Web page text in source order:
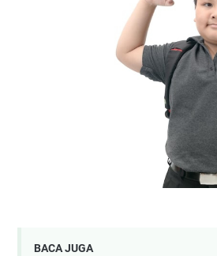
BACA JUGA